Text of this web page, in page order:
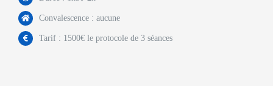
Convalescence : aucune
Tarif : 1500€ le protocole de 3 séances